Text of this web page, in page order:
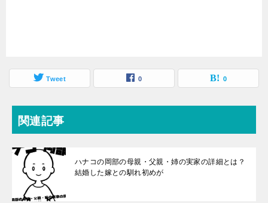
Tweet 0 0
関連記事
ハナコの岡部の母親・父親・姉の実家の詳細とは？
結婚した嫁との馴れ初めが